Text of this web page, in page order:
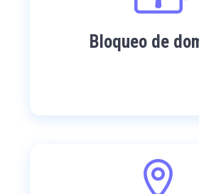
Bloqueo de